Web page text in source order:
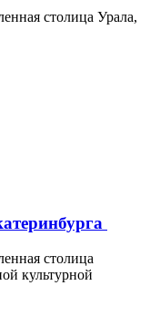
столица Урала,
столица
культурной